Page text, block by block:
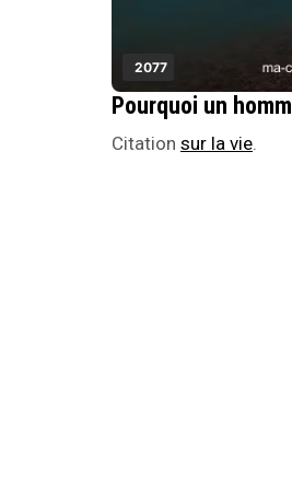
2077
Citation sur la vie.